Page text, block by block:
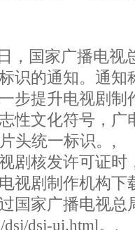
国家广播电视
识的通知。通知
步提升电视剧制
性文化符号，广
片头统一标识
剧核发许可证时
视剧制作机构下
国家广播电视总
dsj/dsj-ui.html